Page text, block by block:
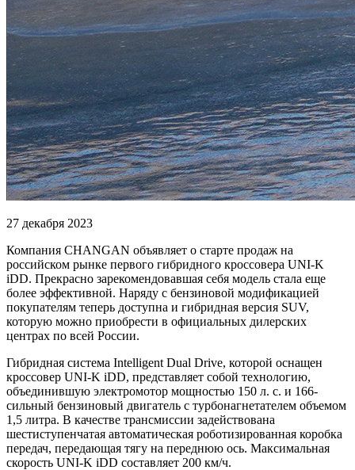
27 декабря 2023
Компания CHANGAN объявляет о старте продаж на
российском рынке первого гибридного кроссовера UNI-K
iDD. Прекрасно зарекомендовавшая себя модель стала еще
более эффективной. Наряду с бензиновой модификацией
покупателям теперь доступна и гибридная версия SUV,
которую можно приобрести в официальных дилерских
центрах по всей России.
Гибридная система Intelligent Dual Drive, которой оснащен
кроссовер UNI-K iDD, представляет собой технологию,
объединившую электромотор мощностью 150 л. с. и 166-
сильный бензиновый двигатель с турбонагнетателем объемом
1,5 литра. В качестве трансмиссии задействована
шестиступенчатая автоматическая роботизированная коробка
передач, передающая тягу на переднюю ось. Максимальная
скорость UNI-K iDD составляет 200 км/ч.